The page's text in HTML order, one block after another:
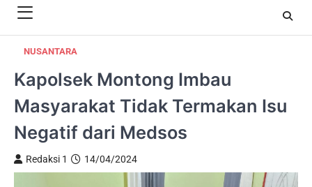
NUSANTARA
Kapolsek Montong Imbau
Masyarakat Tidak Termakan Isu
Negatif dari Medsos
Redaksi 1 14/04/2024